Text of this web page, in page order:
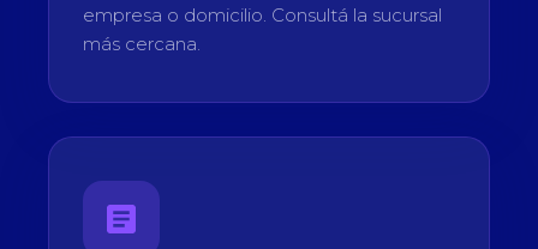
empresa o domicilio. Consultá la sucursal
más cercana.